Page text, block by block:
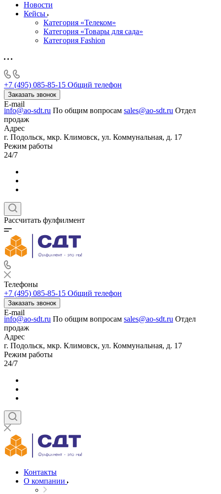
Новости
Кейсы
Категория «Телеком»
Категория «Товары для сада»
Категория Fashion
+7 (495) 085-85-15 Общий телефон
Заказать звонок
E-mail
info@ao-sdt.ru По общим вопросам sales@ao-sdt.ru Отдел
продаж
Адрес
г. Подольск, мкр. Климовск, ул. Коммунальная, д. 17
Режим работы
24/7
Рассчитать фулфилмент
Телефоны
+7 (495) 085-85-15 Общий телефон
Заказать звонок
E-mail
info@ao-sdt.ru По общим вопросам sales@ao-sdt.ru Отдел
продаж
Адрес
г. Подольск, мкр. Климовск, ул. Коммунальная, д. 17
Режим работы
24/7
Контакты
О компании